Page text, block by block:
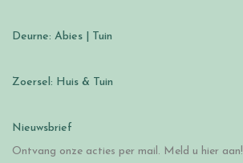
Deurne: Abies | Tuin
Zoersel: Huis & Tuin
Nieuwsbrief
Ontvang onze acties per mail. Meld u hier aan!